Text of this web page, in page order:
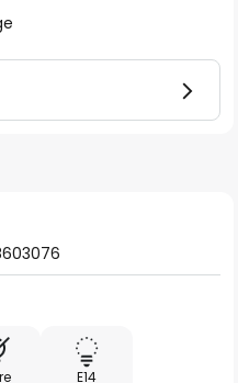
E14